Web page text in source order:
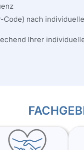
Code) nach
Ihrer